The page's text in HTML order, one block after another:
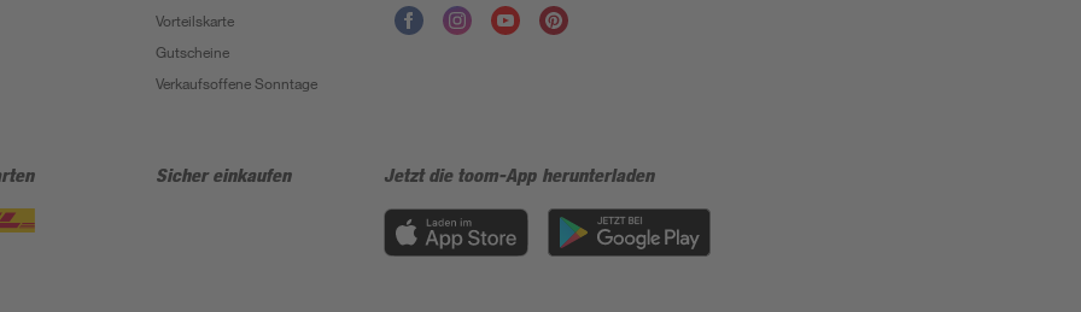
Vorteilskarte
Gutscheine
Verkaufsoffene Sonntage
Sicher einkaufen Jetzt die toom-App herunterladen